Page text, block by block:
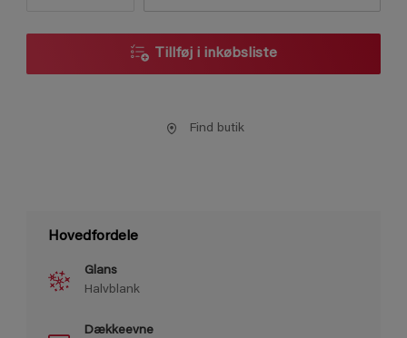
Tillføj i inkøbsliste
Find butik
Hovedfordele
Glans
Halvblank
Dækkeevne